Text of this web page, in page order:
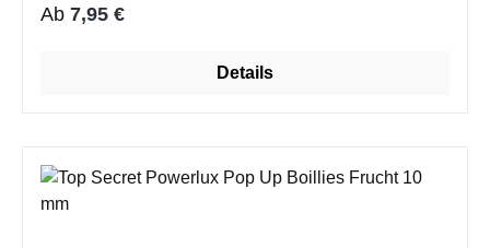
Regulärer Preis:
Ab 7,95 €
Details